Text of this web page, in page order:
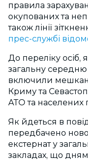
правила
окупованих та
також лінії
прес-службі
До переліку осіб,
загальну середню
включили
Криму та
АТО та населених
Як йдеться в
передбачено
екстернат у
закладах, що